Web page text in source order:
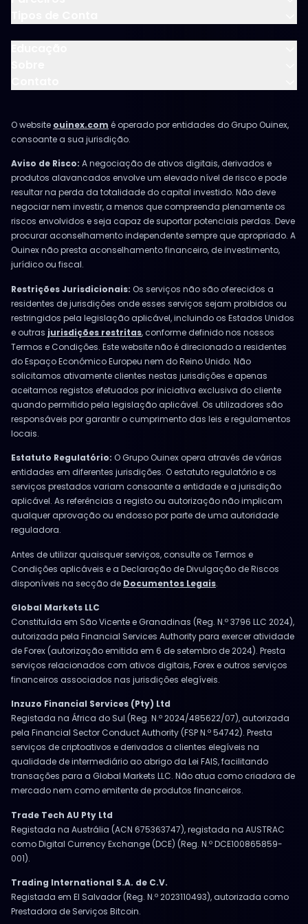
O website ouinex.com é operado por entidades do Grupo Ouinex,
consoante a sua jurisdição.
Aviso de Risco: A negociação de ativos digitais, derivados e
produtos alavancados envolve um elevado nível de risco e pode
resultar na perda da totalidade do capital investido. Não deve
negociar nem investir, a menos que compreenda plenamente os
riscos envolvidos e seja capaz de suportar potenciais perdas. Deve
procurar aconselhamento independente sempre que apropriado. A
Ouinex não presta aconselhamento financeiro, de investimento,
jurídico ou fiscal.
Restrições Jurisdicionais: Os serviços não são oferecidos a
residentes de jurisdições onde esses serviços sejam proibidos ou
restringidos pela legislação aplicável, incluindo os Estados Unidos
e outras jurisdições restritas, conforme definido nos nossos
Termos e Condições. Este website não é direcionado a residentes
do Espaço Económico Europeu nem do Reino Unido. Não
solicitamos ativamente clientes nestas jurisdições e apenas
aceitamos registos efetuados por iniciativa exclusiva do cliente
quando permitido pela legislação aplicável. Os utilizadores são
responsáveis por garantir o cumprimento das leis e regulamentos
locais.
Estatuto Regulatório: O Grupo Ouinex opera através de várias
entidades em diferentes jurisdições. O estatuto regulatório e os
serviços prestados variam consoante a entidade e a jurisdição
aplicável. As referências a registo ou autorização não implicam
qualquer aprovação ou endosso por parte de uma autoridade
reguladora.
Antes de utilizar quaisquer serviços, consulte os Termos e
Condições aplicáveis e a Declaração de Divulgação de Riscos
disponíveis na secção de Documentos Legais.
Global Markets LLC
Constituída em São Vicente e Granadinas (Reg. N.º 3796 LLC 2024),
autorizada pela Financial Services Authority para exercer atividade
de Forex (autorização emitida em 6 de setembro de 2024). Presta
serviços relacionados com ativos digitais, Forex e outros serviços
financeiros associados nas jurisdições elegíveis.
Inzuzo Financial Services (Pty) Ltd
Registada na África do Sul (Reg. N.º 2024/485622/07), autorizada
pela Financial Sector Conduct Authority (FSP N.º 54742). Presta
serviços de criptoativos e derivados a clientes elegíveis na
qualidade de intermediário ao abrigo da Lei FAIS, facilitando
transações para a Global Markets LLC. Não atua como criadora de
mercado nem como emitente de produtos financeiros.
Trade Tech AU Pty Ltd
Registada na Austrália (ACN 675363747), registada na AUSTRAC
como Digital Currency Exchange (DCE) (Reg. N.º DCE100865859-
001).
Trading International S.A. de C.V.
Registada em El Salvador (Reg. N.º 2023110493), autorizada como
Prestadora de Serviços Bitcoin.